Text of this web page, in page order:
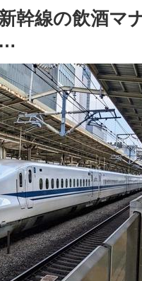
、
だ
ま
ﾊﾟｼ
と
過
ン
に
NEW!
」
な
・
【速報】ダウン
ｗｗｗｗｗｗｗｗ /
い」「同じ病気に
い」PTSD公表への
(8/7 14:39)
【朗報】ハンタ
掘される / 5chまと
【ウマ娘】4コマ
NEW! (8/7 12:15)
堀田真由が10周
待集まる / おまとめ
【心霊・幽霊】
ンテナ NEW! (8/7
鍵失くした男「
から！」→女子大生
男「熱中症になれ
者で草ｗｗｗ / おま
幹線の飲酒